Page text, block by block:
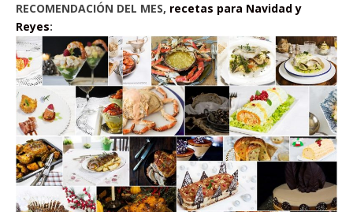
RECOMENDACIÓN DEL MES, recetas para Navidad y
Reyes: